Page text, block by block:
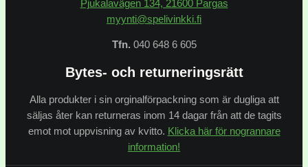
Pjukalavägen 134, 21600 Pargas
myynti@spelivinkki.fi
Tfn. 040 648 6 605
Bytes- och returneringsrätt
Alla produkter i sin orginalförpackning som är dugliga att
säljas åter kan returneras inom 14 dagar från att de tagits
emot mot uppvisning av kvitto. Klicka här för nogrannare
information!